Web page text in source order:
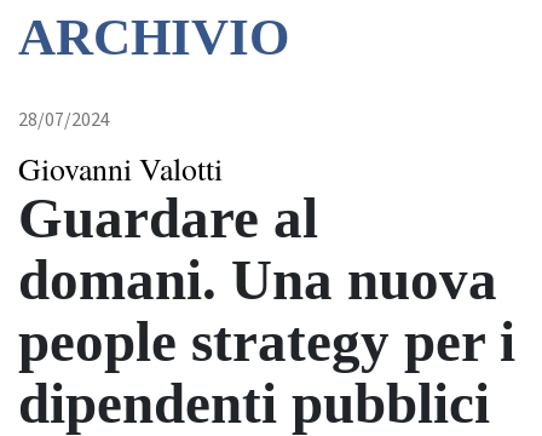
ARCHIVIO
28/07/2024
Giovanni Valotti
Guardare al
domani. Una nuova
people strategy per i
dipendenti pubblici